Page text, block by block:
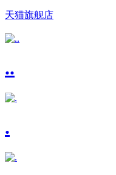
天猫旗舰店
..
.